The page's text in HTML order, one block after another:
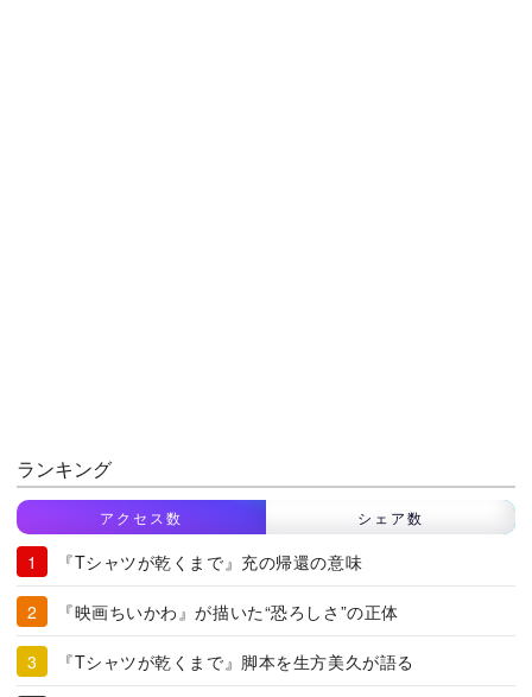
ランキング
アクセス数 シェア数
『Tシャツが乾くまで』充の帰還の意味
『映画ちいかわ』が描いた“恐ろしさ”の正体
『Tシャツが乾くまで』脚本を生方美久が語る